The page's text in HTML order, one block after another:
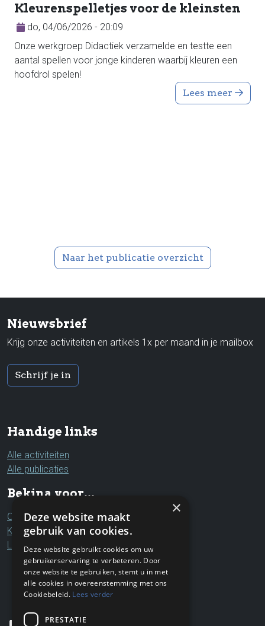
Kleurenspelletjes voor de kleinsten
do, 04/06/2026 - 20:09
Onze werkgroep Didactiek verzamelde en testte een
aantal spellen voor jonge kinderen waarbij kleuren een
hoofdrol spelen!
Lees meer
Naar het publicatie overzicht
Handige links
Alle activiteiten
Alle publicaties
Bekina voor...
Ouders & grootouders
Kinderen & jongeren
Leerkrachten & professionals
Nieuwsbrief
Krijg onze activiteiten en artikels 1x per maand in je mailbox
Schrijf je in
×
Deze website maakt
gebruik van cookies.
Deze website gebruikt cookies om uw
gebruikerservaring te verbeteren. Door
onze website te gebruiken, stemt u in met
alle cookies in overeenstemming met ons
Cookiebeleid. Lees verder
PRESTATIE